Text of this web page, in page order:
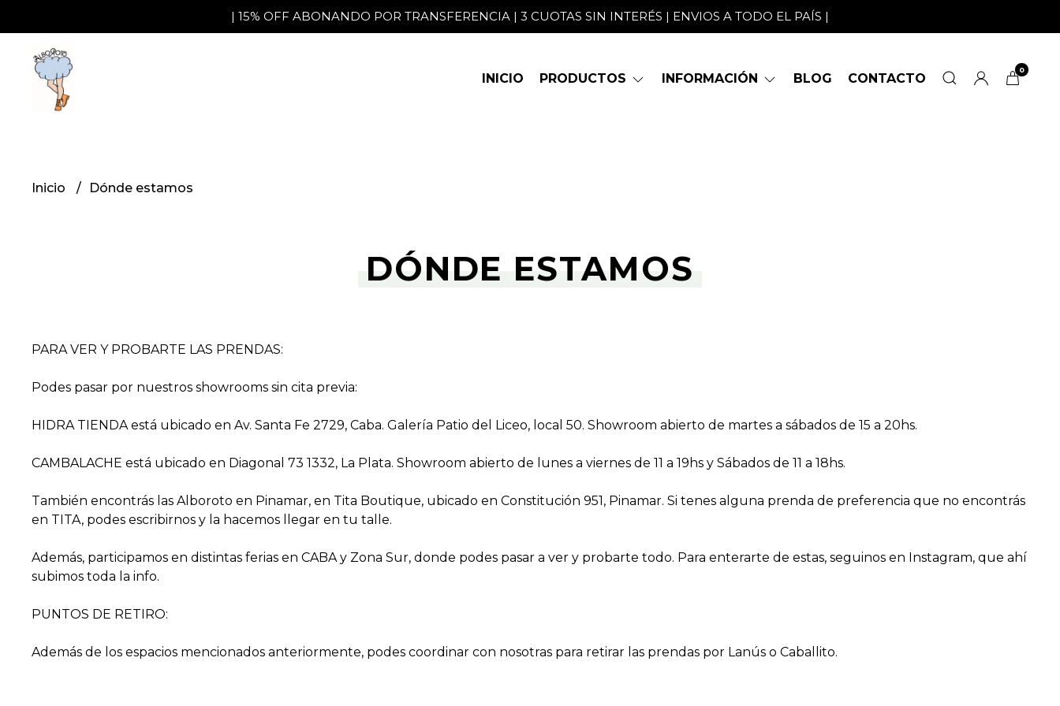
| 15% OFF ABONANDO POR TRANSFERENCIA | 3 CUOTAS SIN INTERÉS | ENVIOS A TODO EL PAÍS |
INICIO PRODUCTOS INFORMACIÓN BLOG CONTACTO
0
Inicio Dónde estamos
DÓNDE ESTAMOS
PARA VER Y PROBARTE LAS PRENDAS:
Podes pasar por nuestros showrooms sin cita previa:
HIDRA TIENDA está ubicado en Av. Santa Fe 2729, Caba. Galería Patio del Liceo, local 50. Showroom abierto de martes a sábados de 15 a 20hs.
CAMBALACHE está ubicado en Diagonal 73 1332, La Plata. Showroom abierto de lunes a viernes de 11 a 19hs y Sábados de 11 a 18hs.
También encontrás las Alboroto en Pinamar, en Tita Boutique, ubicado en Constitución 951, Pinamar. Si tenes alguna prenda de preferencia que no encontrás
en TITA, podes escribirnos y la hacemos llegar en tu talle.
Además, participamos en distintas ferias en CABA y Zona Sur, donde podes pasar a ver y probarte todo. Para enterarte de estas, seguinos en Instagram, que ahí
subimos toda la info.
PUNTOS DE RETIRO:
Además de los espacios mencionados anteriormente, podes coordinar con nosotras para retirar las prendas por Lanús o Caballito.